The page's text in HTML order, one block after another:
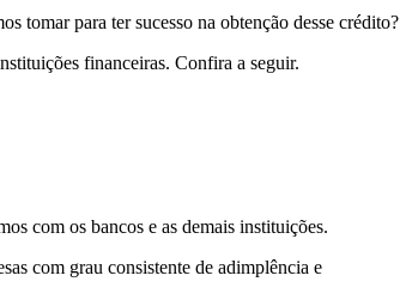
tomar para ter sucesso na obtenção desse crédito?
financeiras. Confira a seguir.
com os bancos e as demais instituições.
com grau consistente de adimplência e